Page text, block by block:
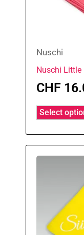
Nuschi
Nuschi Little
CHF
Select